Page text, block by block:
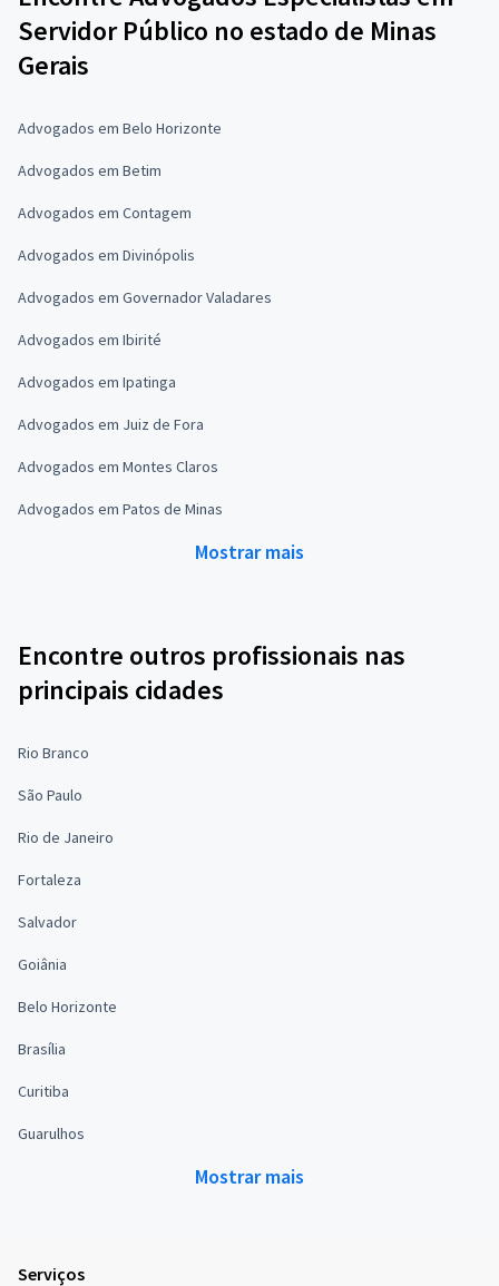
Servidor Público no estado de Minas
Gerais
Advogados em Belo Horizonte
Advogados em Betim
Advogados em Contagem
Advogados em Divinópolis
Advogados em Governador Valadares
Advogados em Ibirité
Advogados em Ipatinga
Advogados em Juiz de Fora
Advogados em Montes Claros
Advogados em Patos de Minas
Mostrar mais
Encontre outros profissionais nas
principais cidades
Rio Branco
São Paulo
Rio de Janeiro
Fortaleza
Salvador
Goiânia
Belo Horizonte
Brasília
Curitiba
Guarulhos
Mostrar mais
Serviços